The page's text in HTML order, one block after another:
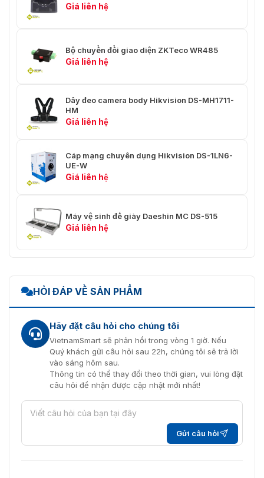
Giá liên hệ
Bộ chuyển đổi giao diện ZKTeco WR485
Giá liên hệ
Dây đeo camera body Hikvision DS-MH1711-
HM
Giá liên hệ
Cáp mạng chuyên dụng Hikvision DS-1LN6-
UE-W
Giá liên hệ
Máy vệ sinh đế giày Daeshin MC DS-515
Giá liên hệ
HỎI ĐÁP VỀ SẢN PHẨM
Hãy đặt câu hỏi cho chúng tôi
VietnamSmart sẽ phản hồi trong vòng 1 giờ. Nếu
Quý khách gửi câu hỏi sau 22h, chúng tôi sẽ trả lời
vào sáng hôm sau.
Thông tin có thể thay đổi theo thời gian, vui lòng đặt
câu hỏi để nhận được cập nhật mới nhất!
Gửi câu hỏi